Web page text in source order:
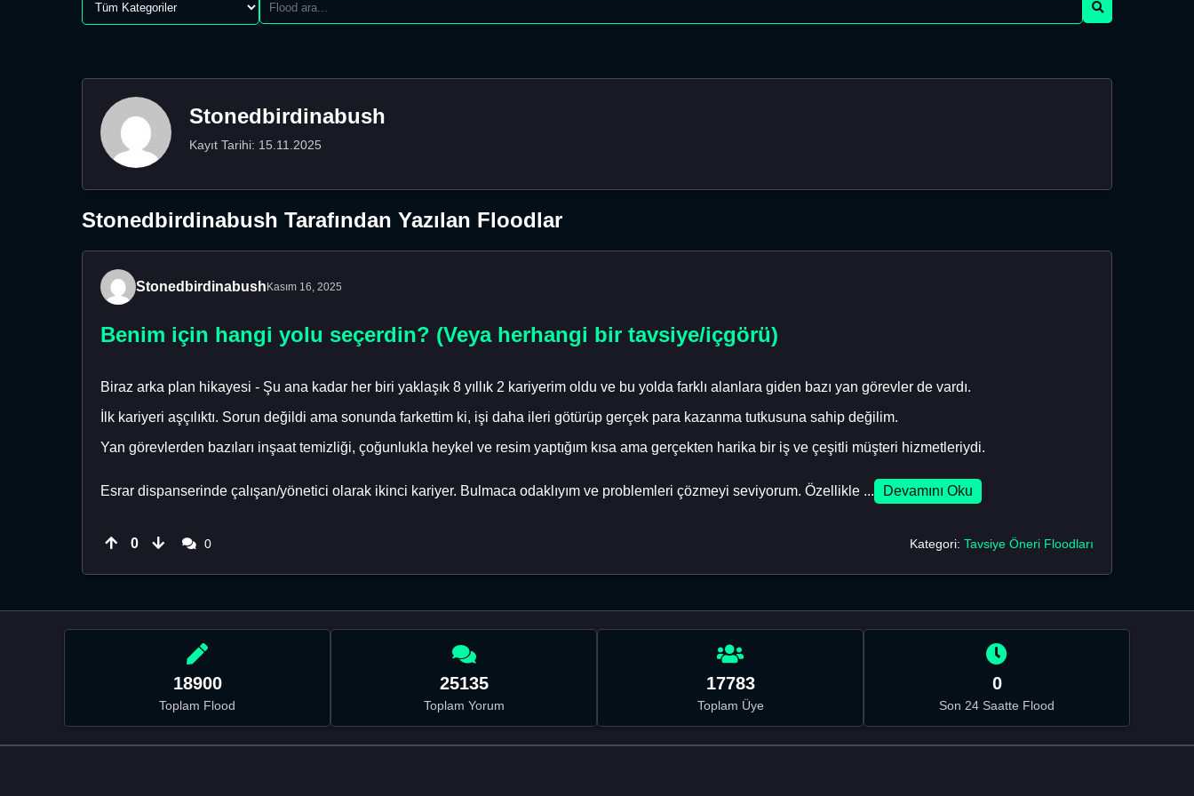
Stonedbirdinabush
Kayıt Tarihi: 15.11.2025
Stonedbirdinabush Tarafından Yazılan Floodlar
Stonedbirdinabush Kasım 16, 2025
Benim için hangi yolu seçerdin? (Veya herhangi bir tavsiye/içgörü)
Biraz arka plan hikayesi - Şu ana kadar her biri yaklaşık 8 yıllık 2 kariyerim oldu ve bu yolda farklı alanlara giden bazı yan görevler de vardı.
İlk kariyeri aşçılıktı. Sorun değildi ama sonunda farkettim ki, işi daha ileri götürüp gerçek para kazanma tutkusuna sahip değilim.
Yan görevlerden bazıları inşaat temizliği, çoğunlukla heykel ve resim yaptığım kısa ama gerçekten harika bir iş ve çeşitli müşteri hizmetleriydi.
Esrar dispanserinde çalışan/yönetici olarak ikinci kariyer. Bulmaca odaklıyım ve problemleri çözmeyi seviyorum. Özellikle ... Devamını Oku
0 0 Kategori: Tavsiye Öneri Floodları
18900
Toplam Flood
25135
Toplam Yorum
17783
Toplam Üye
0
Son 24 Saatte Flood